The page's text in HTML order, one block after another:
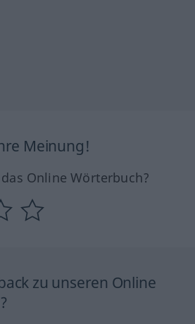
Meinung!
Online Wörterbuch?
zu unseren Online